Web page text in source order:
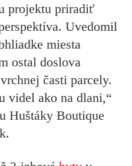
projektu priradiť
Uvedomil
miesta
ostal doslova
časti parcely.
videl ako na dlani,“
Huštáky Boutique